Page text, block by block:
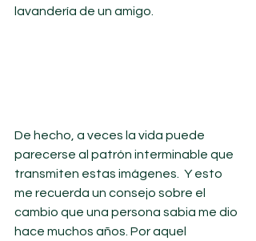
lavandería de un amigo.
De hecho, a veces la vida puede
parecerse al patrón interminable que
transmiten estas imágenes.  Y esto
me recuerda un consejo sobre el
cambio que una persona sabia me dio
hace muchos años. Por aquel